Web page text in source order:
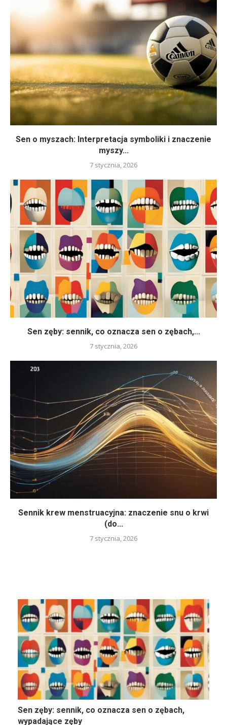
Sen o myszach: Interpretacja symboliki i znaczenie
myszy...
7 stycznia, 2026
Sen zęby: sennik, co oznacza sen o zębach,...
7 stycznia, 2026
Sennik krew menstruacyjna: znaczenie snu o krwi
(do...
7 stycznia, 2026
Sen zęby: sennik, co oznacza sen o zębach,
wypadające zęby